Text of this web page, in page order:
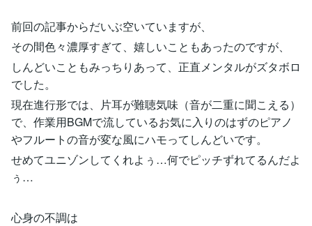
前回の記事からだいぶ空いていますが、
その間色々濃厚すぎて、嬉しいこともあったのですが、
しんどいこともみっちりあって、正直メンタルがズタボロ
でした。
現在進行形では、片耳が難聴気味（音が二重に聞こえる）
で、作業用BGMで流しているお気に入りのはずのピアノ
やフルートの音が変な風にハモってしんどいです。
せめてユニゾンしてくれよぅ…何でピッチずれてるんだよ
ぅ…
心身の不調は